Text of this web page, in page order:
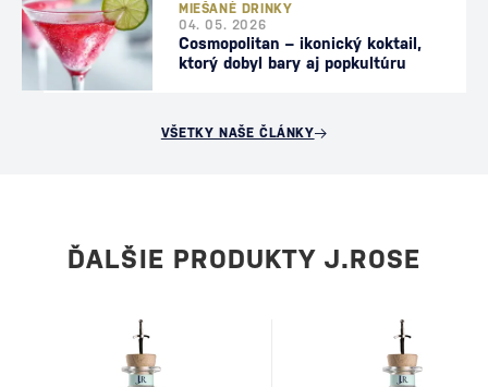
MIEŠANÉ DRINKY
04. 05. 2026
Cosmopolitan – ikonický koktail,
ktorý dobyl bary aj popkultúru
VŠETKY NAŠE ČLÁNKY
ĎALŠIE PRODUKTY J.ROSE